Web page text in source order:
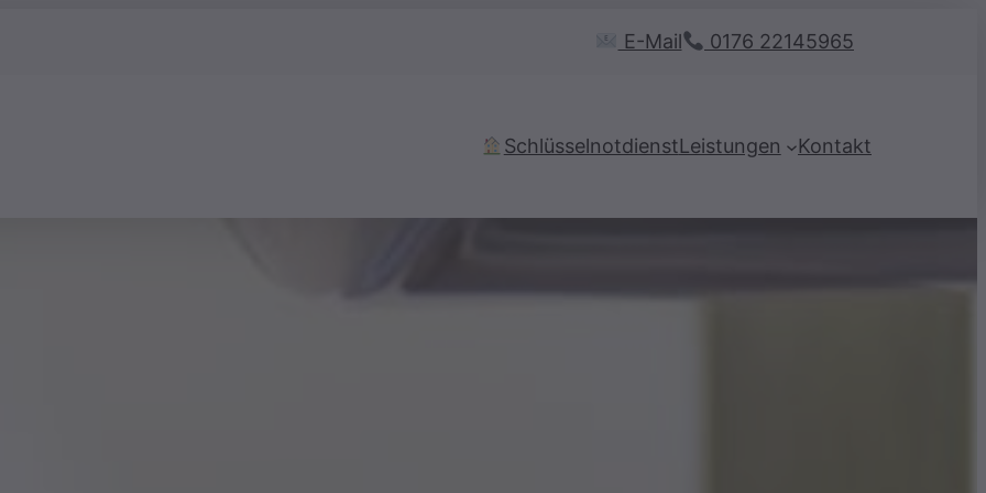
E-Mail 0176 22145965
SchlüsselnotdienstLeistungen Kontakt